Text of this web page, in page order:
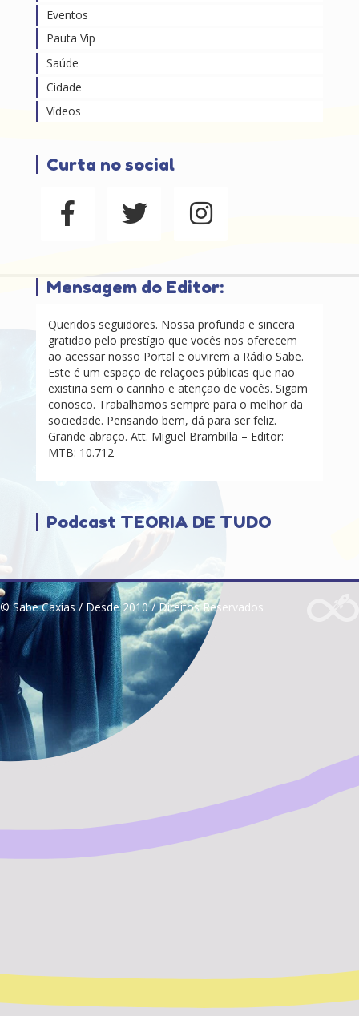
Eventos
Pauta Vip
Saúde
Cidade
Vídeos
Curta no social
Mensagem do Editor:
Queridos seguidores. Nossa profunda e sincera
gratidão pelo prestígio que vocês nos oferecem
ao acessar nosso Portal e ouvirem a Rádio Sabe.
Este é um espaço de relações públicas que não
existiria sem o carinho e atenção de vocês. Sigam
conosco. Trabalhamos sempre para o melhor da
sociedade. Pensando bem, dá para ser feliz.
Grande abraço. Att. Miguel Brambilla – Editor:
MTB: 10.712
Podcast TEORIA DE TUDO
© Sabe Caxias / Desde 2010 / Direitos Reservados